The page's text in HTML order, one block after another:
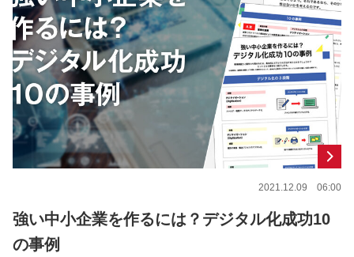
2021.12.09 06:00
強い中小企業を作るには？デジタル化成功10
の事例